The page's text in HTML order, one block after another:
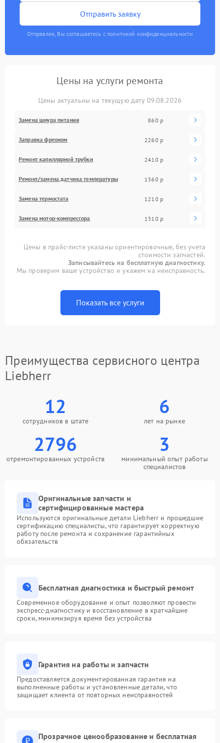
Отправить заявку
Отправляя, Вы соглашаетесь с политикой конфиденциальности
Цены на услуги ремонта
Цены актуальны на текущую дату 09.08.2026
Замена шнура питания 860 р
Заправка фреоном 2260 р
Ремонт капиллярной трубки 2410 р
Ремонт/замена датчика температуры 1360 р
Замена термостата 1210 р
Замена мотор-компрессора 1310 р
Цены в прайс-листе указаны ориентировочные, без учета
стоимости запчастей.
Записывайтесь на бесплатную диагностику.
Мы проверим ваше устройство и укажем на неисправность.
Показать все услуги
Преимущества сервисного центра
Liebherr
12
сотрудников в штате
6
лет на рынке
2796
отремонтированных устройств
3
минимальный опыт работы
специалистов
Оригинальные запчасти и
сертифицированные мастера
Используются оригинальные детали Liebherr и прошедшие
сертификацию специалисты, что гарантирует корректную
работу после ремонта и сохранение гарантийных
обязательств
Бесплатная диагностика и быстрый ремонт
Современное оборудование и опыт позволяют провести
экспресс-диагностику и восстановление в кратчайшие
сроки, минимизируя время без устройства
Гарантия на работы и запчасти
Предоставляется документированная гарантия на
выполненные работы и установленные детали, что
защищает клиента от повторных неисправностей
Прозрачное ценообразование и бесплатная